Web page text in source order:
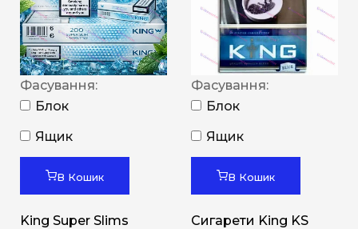
Фасування:
Блок
Ящик
В Кошик
King Super Slims
Фасування:
Блок
Ящик
В Кошик
Сигарети King KS